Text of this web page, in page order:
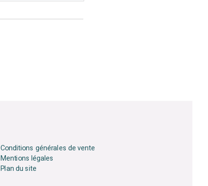
Conditions générales de vente
Mentions légales
Plan du site